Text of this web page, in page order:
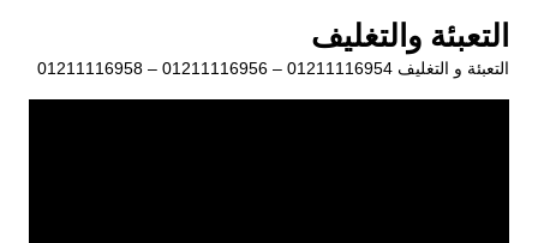
المحتوى
التعبئة والتغليف
التعبئة و التغليف 01211116954 – 01211116956 – 01211116958